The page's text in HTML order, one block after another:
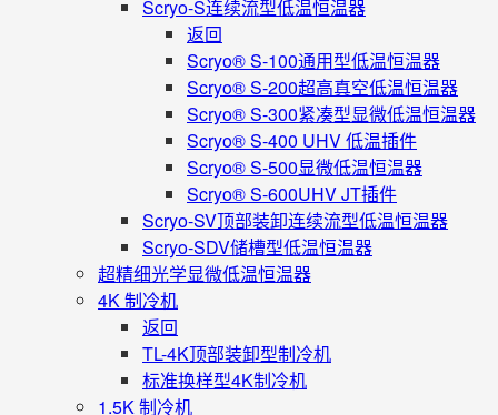
Scryo-S连续流型低温恒温器
返回
Scryo® S-100通用型低温恒温器
Scryo® S-200超高真空低温恒温器
Scryo® S-300紧凑型显微低温恒温器
Scryo® S-400 UHV 低温插件
Scryo® S-500显微低温恒温器
Scryo® S-600UHV JT插件
Scryo-SV顶部装卸连续流型低温恒温器
Scryo-SDV储槽型低温恒温器
超精细光学显微低温恒温器
4K 制冷机
返回
TL-4K顶部装卸型制冷机
标准换样型4K制冷机
1.5K 制冷机